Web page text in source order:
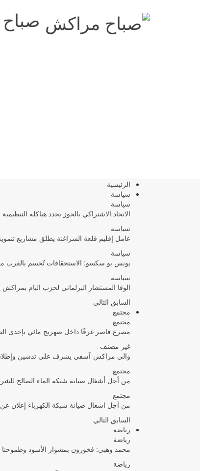
الرئيسية
سياسة
سياسة
الاتحاد الاشتراكي بالحوز يجدد هياكله
سياسة
عامل إقليم قلعة السراغنة يطلق مشاريع تنموية وتعليمية
سياسة
يونس بو سكسو: الاستحقاقات تُحسم بالقرب
سياسة
الوفا المستشار البرلماني لحزب البام
السابق التالي
مجتمع
مجتمع
مصرع قاصر غرقًا داخل صهريج مائي بإحدى
غير مصنف
والي مراكش-آسفي يشرف على تدشين وإطلاق
مجتمع
من أجل أشغال صيانة شبكة الماء الصالح
مجتمع
من أجل اشغال صيانة شبكة الكهرباء إعلان عن
السابق التالي
رياضة
رياضة
محمد وهبي: فخورون بمشوار الأسود وطموحنا
رياضة